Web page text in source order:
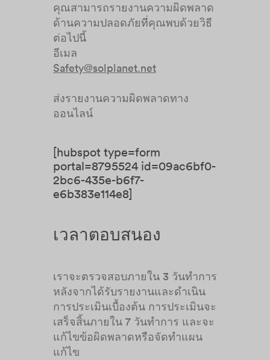
คุณสามารถรายงานความผิดพลาด
ด้านความปลอดภัยที่คุณพบด้วยวิธี
ต่อไปนี้
อีเมล
Safety@solplanet.net
ส่งรายงานความผิดพลาดทาง
ออนไลน์
[hubspot type=form
portal=8795524 id=09ac6bf0-
2bc6-435e-b6f7-
e6b383e114e8]
เวลาตอบสนอง
เราจะตรวจสอบภายใน 3 วันทำการ
หลังจากได้รับรายงานและดำเนิน
การประเมินเบื้องต้น การประเมินจะ
เสร็จสิ้นภายใน 7 วันทำการ และจะ
แก้ไขข้อผิดพลาดหรือจัดทำแผน
แก้ไข